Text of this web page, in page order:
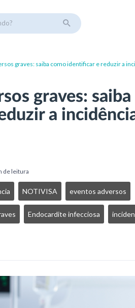
graves: saiba como identificar e reduzir a
graves:
a
de leitura
NOTIVISA eventos adversos
Endocardite infecciosa